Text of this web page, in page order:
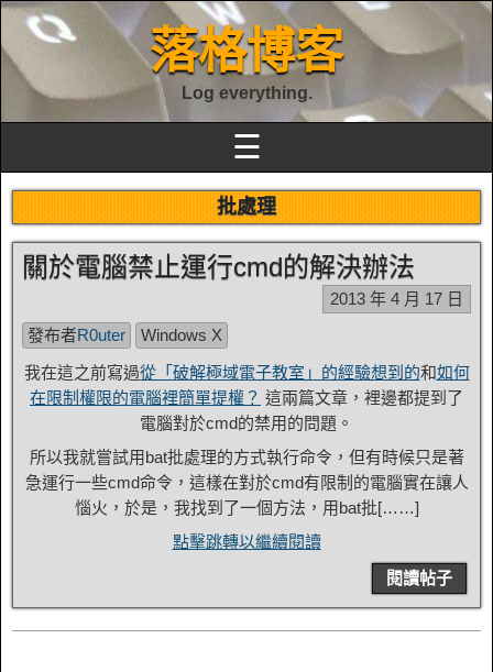
落格博客
Log everything.
☰
批處理
關於電腦禁止運行cmd的解決辦法
2013 年 4 月 17 日
發布者R0uter
Windows X
我在這之前寫過從「破解極域電子教室」的經驗想到的和如何
在限制權限的電腦裡簡單提權？ 這兩篇文章，裡邊都提到了
電腦對於cmd的禁用的問題。
所以我就嘗試用bat批處理的方式執行命令，但有時候只是著
急運行一些cmd命令，這樣在對於cmd有限制的電腦實在讓人
惱火，於是，我找到了一個方法，用bat批[……]
點擊跳轉以繼續閱讀
閱讀帖子